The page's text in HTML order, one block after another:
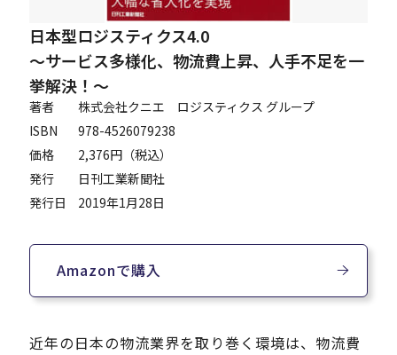
JP
サイト内検索
Contact
日本型ロジスティクス4.0
～サービス多様化、物流費上昇、人手不足を一
挙解決！～
著者
株式会社クニエ ロジスティクス グループ
ISBN
‎978-4526079238
価格
2,376円（税込）
発行
日刊工業新聞社
発行日
2019年1月28日
Amazonで購入
近年の日本の物流業界を取り巻く環境は、物流費